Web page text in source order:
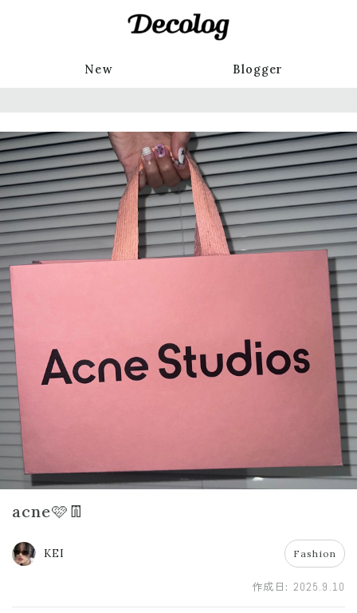
New Blogger
acne🩷👖
KEI Fashion
作成日: 2025.9.10